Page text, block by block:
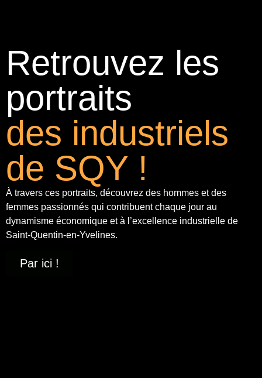
Retrouvez les
portraits
des industriels
de SQY !
À travers ces portraits, découvrez des hommes et des
femmes passionnés qui contribuent chaque jour au
dynamisme économique et à l’excellence industrielle de
Saint-Quentin-en-Yvelines.
Par ici !